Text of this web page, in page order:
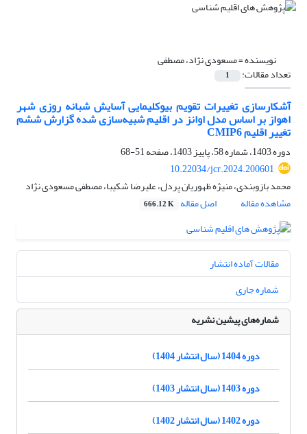
نویسنده =مسعودی نژاد، مصطفی
تعداد مقالات: 1
آشکارسازی تغییرات تقویم بیوکلیمایی آسایش شبانه روزی شهر
اهواز بر اساس مدل اوانز در اقلیم شبیه‌سازی شده گزارش ششم
تغییر اقلیم CMIP6
دوره 1403، شماره 58، پاییز 1403، صفحه
51-68
10.22034/jcr.2024.200601
محمد بازوبندی، منیژه ظهوریان پردل، علیرضا شکیبا، مصطفی مسعودی نژاد
مشاهده مقاله
اصل مقاله 666.12 K
مقالات آماده انتشار
شماره جاری
شماره‌های پیشین نشریه
دوره 1404 (سال انتشار 1404)
دوره 1403 (سال انتشار 1403)
دوره 1402 (سال انتشار 1402)